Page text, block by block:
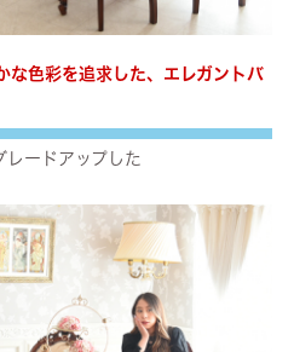
な色彩を追求した、エレガントバ
レードアップした